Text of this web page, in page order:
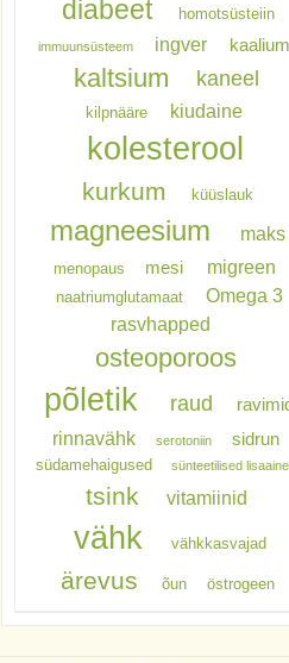
diabeet homotsüsteiin
immuunsüsteem ingver kaalium
kaltsium kaneel
kilpnääre kiudaine
kolesterool
kurkum küüslauk
magneesium maks
menopaus mesi migreen
naatriumglutamaat
Omega 3
rasvhapped
osteoporoos
põletik raud
rinnavähk serotoniin sidrun
südamehaigused sünteetilised
tsink vitamiinid
vähk vähkkasvajad
ärevus õun östrogeen